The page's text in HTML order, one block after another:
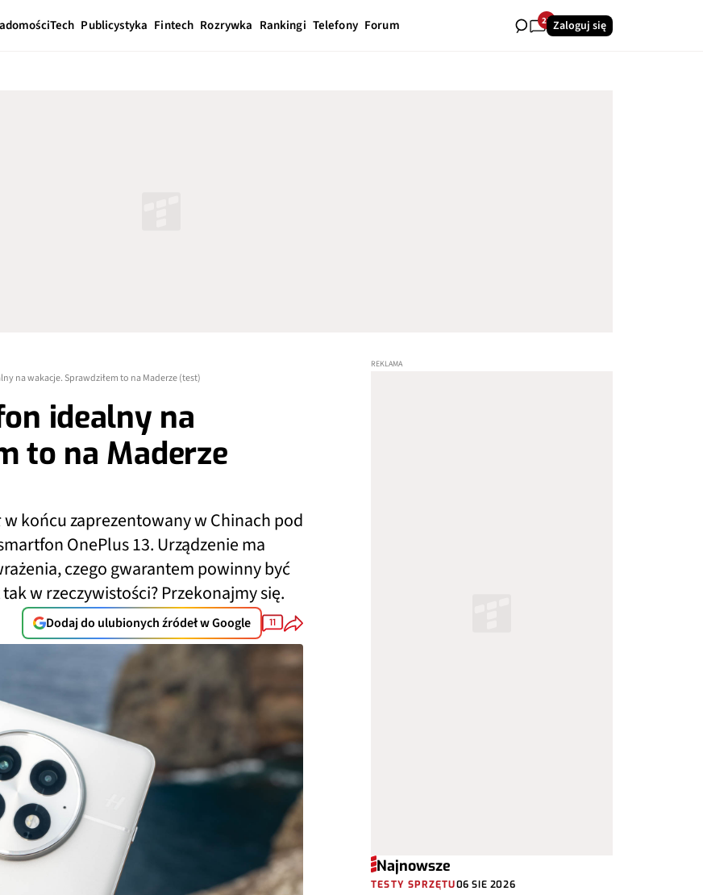
Tech Publicystyka Fintech Rozrywka Rankingi Telefony Forum 23Zaloguj się
na wakacje. Sprawdziłem to na Maderze (test)
idealny na
to na Maderze
końcu zaprezentowany w Chinach pod
OnePlus 13. Urządzenie ma
czego gwarantem powinny być
w rzeczywistości? Przekonajmy się.
Dodaj do ulubionych źródeł w Google 11
Najnowsze
TESTY SPRZĘTU06 SIE 2026